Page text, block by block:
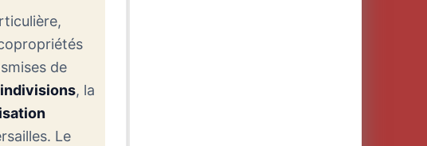
de
indivisions, la
Le